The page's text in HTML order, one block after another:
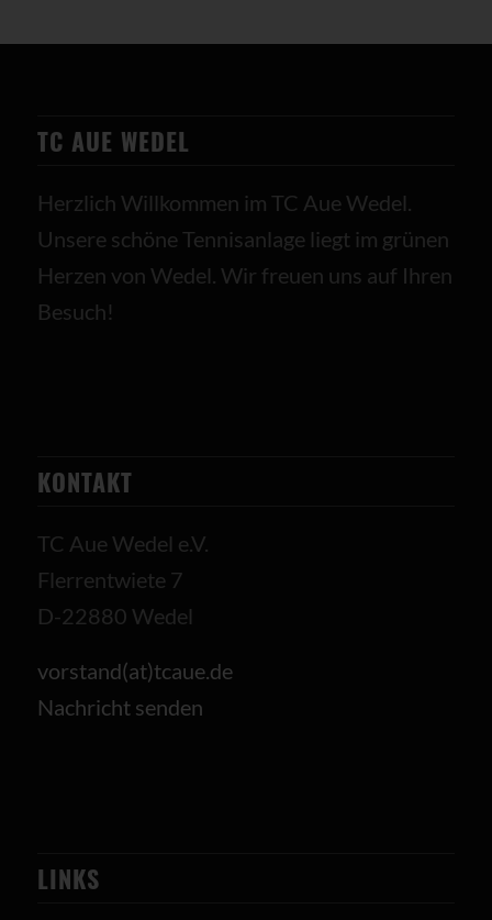
TC AUE WEDEL
Herzlich Willkommen im TC Aue Wedel.
Unsere schöne Tennisanlage liegt im grünen
Herzen von Wedel. Wir freuen uns auf Ihren
Besuch!
KONTAKT
TC Aue Wedel e.V.
Flerrentwiete 7
D-22880 Wedel
vorstand(at)tcaue.de
Nachricht senden
LINKS